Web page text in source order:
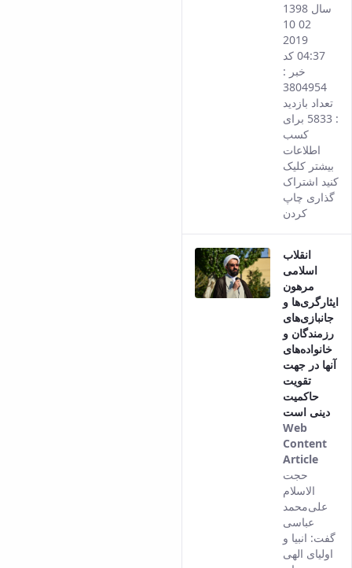
سال 1398
02 10
2019
04:37 کد
خبر :
3804954
تعداد بازدید
: 5833 برای
کسب
اطلاعات
بیشتر کلیک
کنید اشتراک
گذاری چاپ
کردن
انقلاب
اسلامی
مرهون
ایثارگری‌ها و
جانبازی‌های
رزمندگان و
خانواده‌های
آنها در جهت
تقویت
حاکمیت
دینی است
Web
Content
Article
the
حجت
الاسلام
علی‌محمد
عباسی
گفت: انبیا و
اولیای الهی